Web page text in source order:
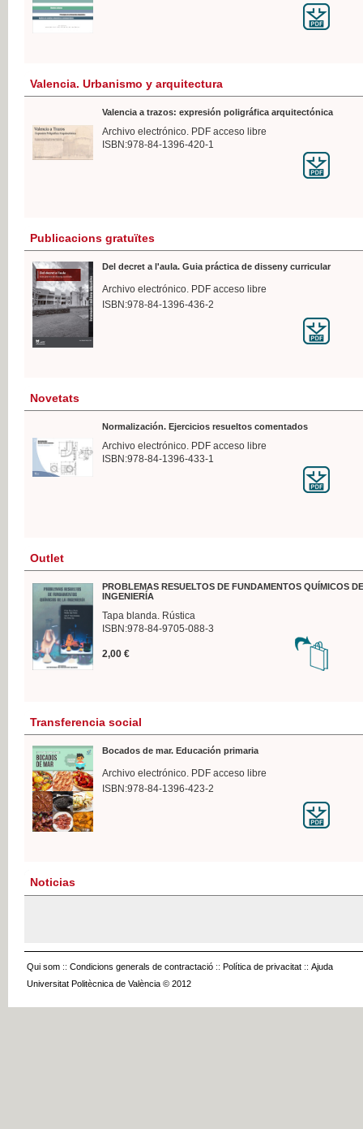
Valencia. Urbanismo y arquitectura
Valencia a trazos: expresión poligráfica arquitectónica
Archivo electrónico. PDF acceso libre
ISBN:978-84-1396-420-1
Publicacions gratuïtes
Del decret a l'aula. Guia práctica de disseny curricular
Archivo electrónico. PDF acceso libre
ISBN:978-84-1396-436-2
Novetats
Normalización. Ejercicios resueltos comentados
Archivo electrónico. PDF acceso libre
ISBN:978-84-1396-433-1
Outlet
PROBLEMAS RESUELTOS DE FUNDAMENTOS QUÍMICOS
INGENIERÍA
Tapa blanda. Rústica
ISBN:978-84-9705-088-3
2,00 €
Transferencia social
Bocados de mar. Educación primaria
Archivo electrónico. PDF acceso libre
ISBN:978-84-1396-423-2
Noticias
Qui som :: Condicions generals de contractació :: Política de privacitat :: Ajuda
Universitat Politècnica de València © 2012